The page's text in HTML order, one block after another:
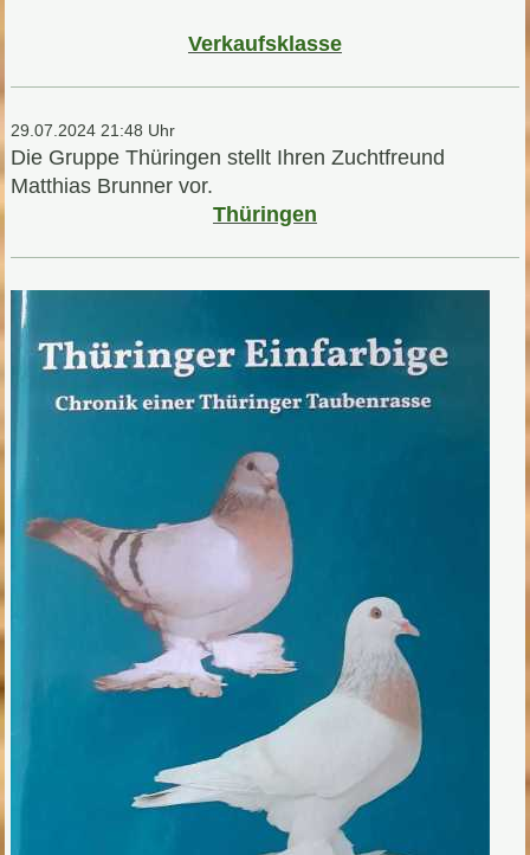
Verkaufsklasse
29.07.2024 21:48 Uhr
Die Gruppe Thüringen stellt Ihren Zuchtfreund
Matthias Brunner vor.
Thüringen